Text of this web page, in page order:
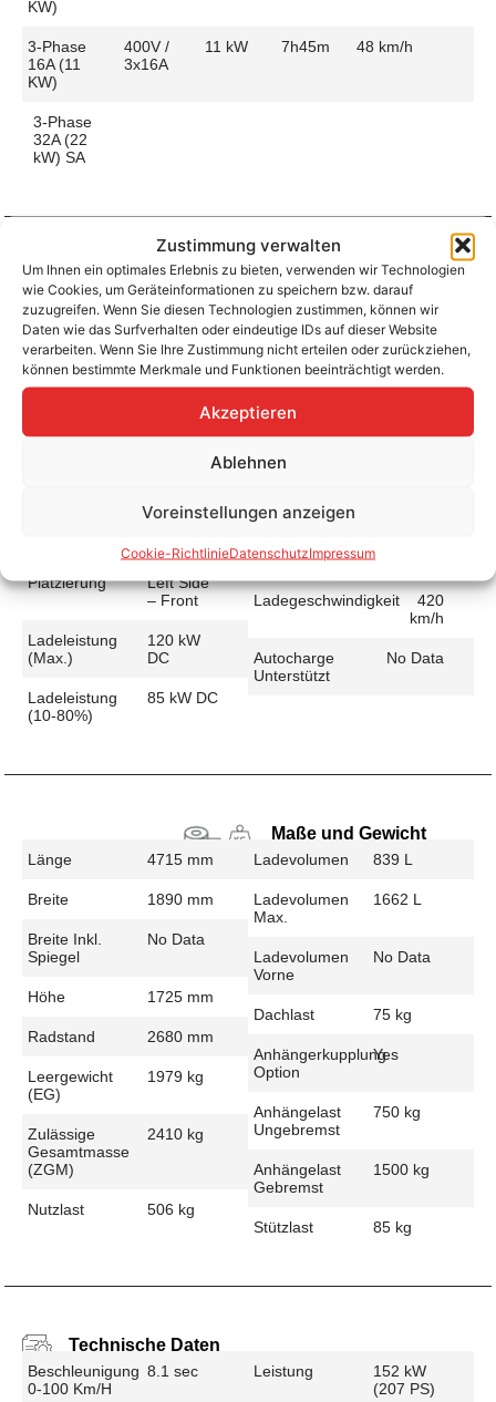
Zustimmung verwalten
Um Ihnen ein optimales Erlebnis zu bieten, verwenden wir Technologien
wie Cookies, um Geräteinformationen zu speichern bzw. darauf
zuzugreifen. Wenn Sie diesen Technologien zustimmen, können wir
Daten wie das Surfverhalten oder eindeutige IDs auf dieser Website
verarbeiten. Wenn Sie Ihre Zustimmung nicht erteilen oder zurückziehen,
können bestimmte Merkmale und Funktionen beeinträchtigt werden.
Akzeptieren
Ablehnen
Voreinstellungen anzeigen
Cookie-RichtlinieDatenschutzImpressum
KW)
3-Phase
16A (11
KW)
400V /
3x16A
11 kW 7h45m 48 km/h
3-Phase
32A (22
kW) SA
Aufladen zu Hause / am Fahrtziel
Ladeanschluss Type 2
Platzierung
Left Side
– Front
Ladezeit (0-
>490 Km)
7h45m
Ladegeschwindigkeit48 km/h
Schnellladen
Platzierung
Left Side
– Front
Ladeleistung
(max.)
120 kW
DC
Ladeleistung
(10-80%)
85 kW DC
>392 Km)
Ladegeschwindigkeit
420
km/h
Autocharge
Unterstützt
No Data
Maße und Gewicht
Länge 4715 mm
Breite 1890 mm
Breite Inkl.
Spiegel
No Data
Höhe 1725 mm
Radstand 2680 mm
Leergewicht
(EG)
1979 kg
Zulässige
Gesamtmasse
(zGM)
2410 kg
Nutzlast 506 kg
Ladevolumen 839 L
Ladevolumen
Max.
1662 L
Ladevolumen
Vorne
No Data
Dachlast 75 kg
Anhängerkupplung
Option
Yes
Anhängelast
Ungebremst
750 kg
Anhängelast
Gebremst
1500 kg
Stützlast 85 kg
Technische Daten
Beschleunigung
0-100 Km/h
8.1 sec Leistung
152 kW
(207 PS)